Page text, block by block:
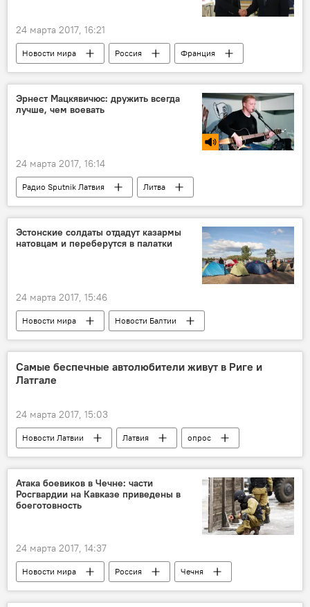
24 марта 2017, 16:21
Новости мира Россия
Франция
Владимир Путин
Марин Ле Пен
визит
президент
Эрнест Мацкявичюс: дружить всегда
лучше, чем воевать
24 марта 2017, 16:14
Радио Sputnik Латвия
Литва
Миндаугас Бастис
Эрнест Мацкявичюс
Эстонские солдаты отдадут казармы
натовцам и переберутся в палатки
24 марта 2017, 15:46
Новости мира
Новости Балтии
Эстония
НАТО
НАТО: побатальонно на восток
Самые беспечные автолюбители живут в Риге и
Латгале
24 марта 2017, 15:03
Новости Латвии Латвия
опрос
автолюбители
Атака боевиков в Чечне: части
Росгвардии на Кавказе приведены в
боеготовность
24 марта 2017, 14:37
Новости мира Россия
Чечня
Дмитрий Песков
Владимир Путин